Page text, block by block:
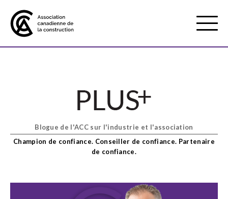
Mobile
Menu
À propos de nous
Adhésion
Show
sub
sub
Blogue de l'ACC sur l'industrie et l'association
Champion de confiance. Conseiller de confiance. Partenaire
de confiance.